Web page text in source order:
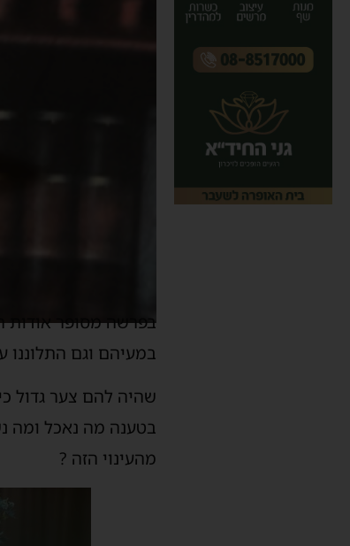
בפרשה מסופר אודות
במעיהם וגם
שהיה להם צער גדול
בטענה מה נאכל ומה
מהעינוי הזה ?